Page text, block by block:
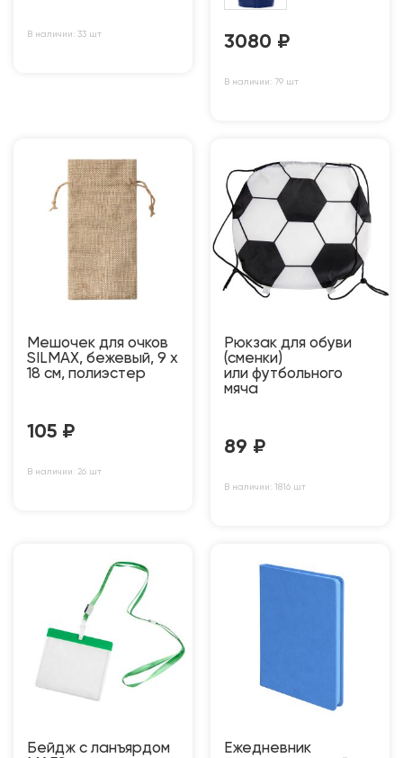
В наличии: 33 шт 3080 ₽
В наличии: 79 шт
Мешочек для очков
SILMAX, бежевый, 9 х
18 см, полиэстер
105 ₽
В наличии: 26 шт
Рюкзак для обуви
(сменки)
или футбольного
мяча
89 ₽
В наличии: 1816 шт
Бейдж с ланъярдом
Ежедневник